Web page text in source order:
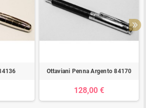
Ottaviani Penna Argento 84170
128,00 €